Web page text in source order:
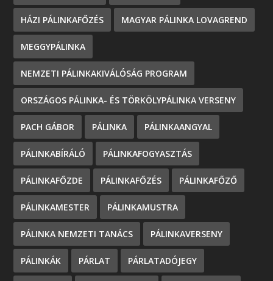
HÁZI PÁLINKAFŐZÉS MAGYAR PÁLINKA LOVAGREND
MEGGYPÁLINKA
NEMZETI PÁLINKAKIVÁLÓSÁG PROGRAM
ORSZÁGOS PÁLINKA- ÉS TÖRKÖLYPÁLINKA VERSENY
PACH GÁBOR PÁLINKA PÁLINKAANGYAL
PÁLINKABÍRÁLÓ PÁLINKAFOGYASZTÁS
PÁLINKAFŐZDE PÁLINKAFŐZÉS PÁLINKAFŐZŐ
PÁLINKAMESTER PÁLINKAMUSTRA
PÁLINKA NEMZETI TANÁCS PÁLINKAVERSENY
PÁLINKÁK PÁRLAT PÁRLATADÓJEGY